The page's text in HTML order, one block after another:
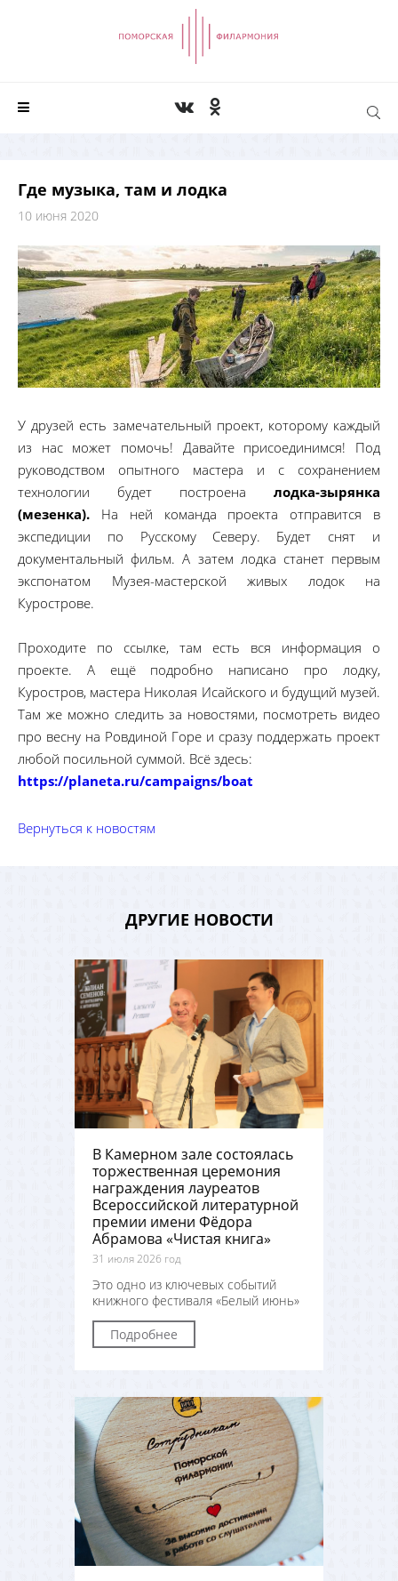
Где музыка, там и лодка
10 июня 2020
У друзей есть замечательный проект, которому каждый
из нас может помочь! Давайте присоединимся! Под
руководством опытного мастера и с сохранением
технологии будет построена лодка-зырянка
(мезенка). На ней команда проекта отправится в
экспедиции по Русскому Северу. Будет снят и
документальный фильм. А затем лодка станет первым
экспонатом Музея-мастерской живых лодок на
Курострове.
Проходите по ссылке, там есть вся информация о
проекте. А ещё подробно написано про лодку,
Куростров, мастера Николая Исайского и будущий музей.
Там же можно следить за новостями, посмотреть видео
про весну на Ровдиной Горе и сразу поддержать проект
любой посильной суммой. Всё здесь:
https://planeta.ru/campaigns/boat
Вернуться к новостям
ДРУГИЕ НОВОСТИ
В Камерном зале состоялась
торжественная церемония
награждения лауреатов
Всероссийской литературной
премии имени Фёдора
Абрамова «Чистая книга»
31 июля 2026 год
Это одно из ключевых событий
книжного фестиваля «Белый июнь»
Подробнее